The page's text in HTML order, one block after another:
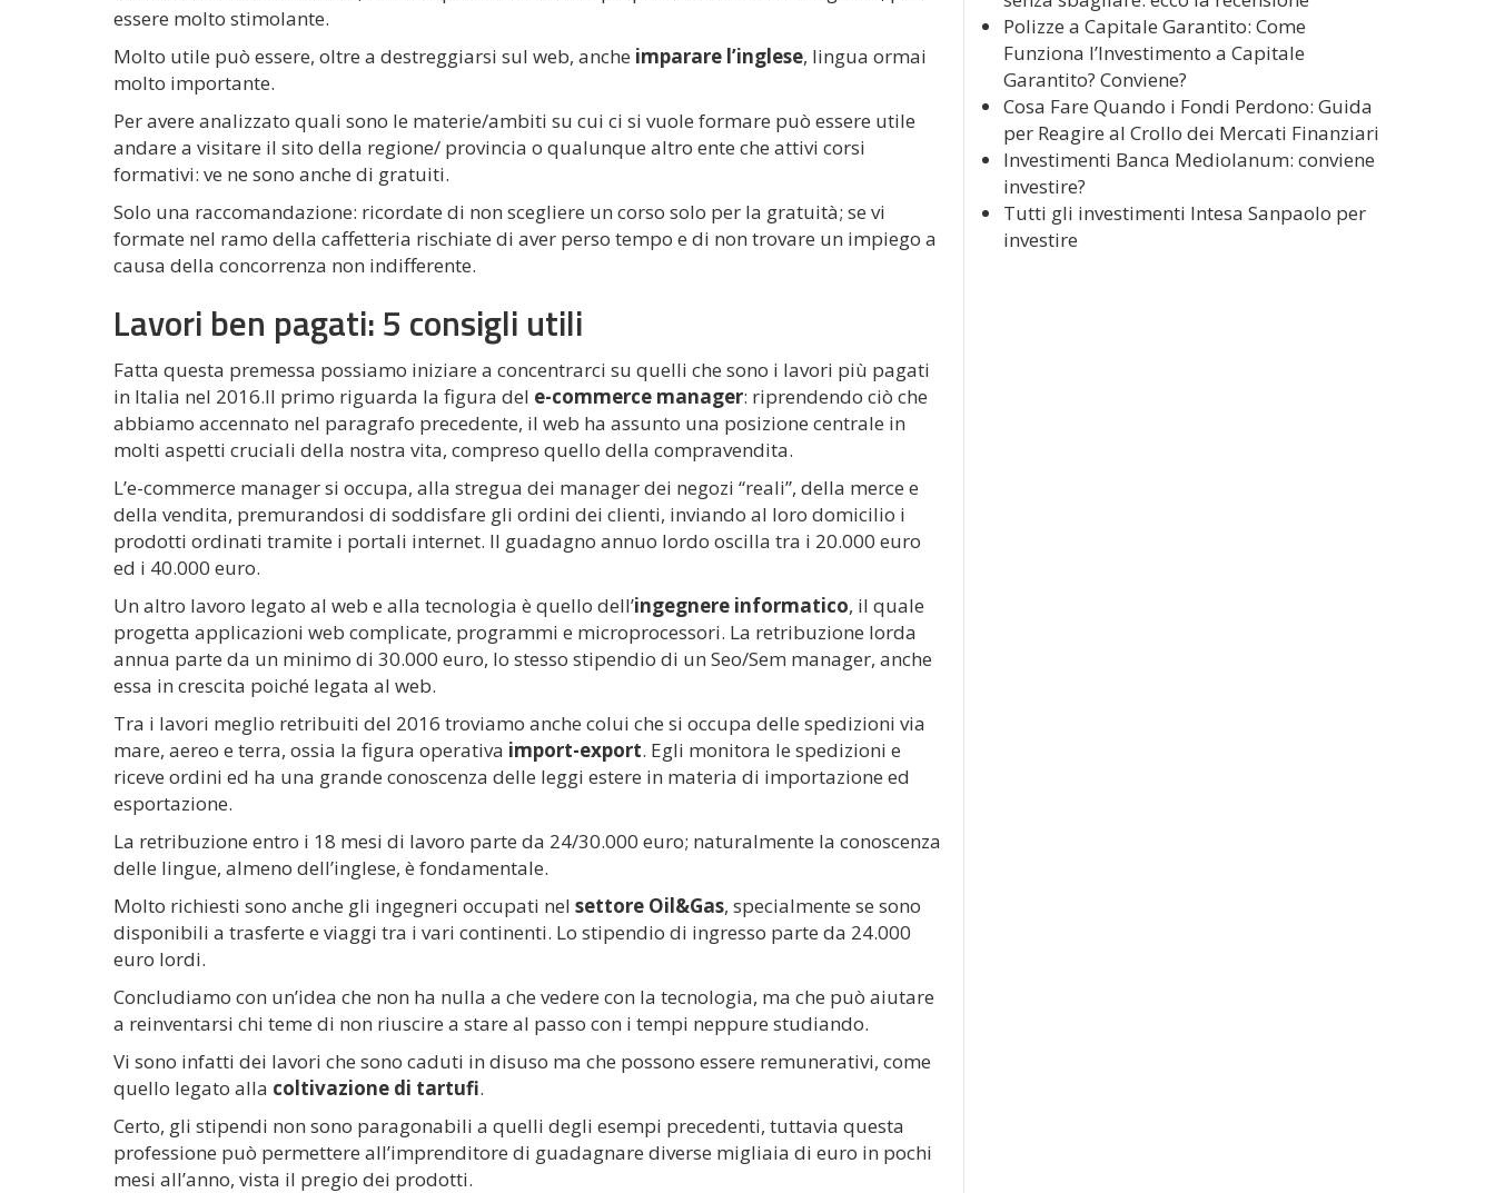
essere molto stimolante.
Molto utile può essere, oltre a destreggiarsi sul web, anche imparare l’inglese, lingua ormai
molto importante.
Per avere analizzato quali sono le materie/ambiti su cui ci si vuole formare può essere utile
andare a visitare il sito della regione/ provincia o qualunque altro ente che attivi corsi
formativi: ve ne sono anche di gratuiti.
Solo una raccomandazione: ricordate di non scegliere un corso solo per la gratuità; se vi
formate nel ramo della caffetteria rischiate di aver perso tempo e di non trovare un impiego a
causa della concorrenza non indifferente.
Lavori ben pagati: 5 consigli utili
Fatta questa premessa possiamo iniziare a concentrarci su quelli che sono i lavori più pagati
in Italia nel 2016.Il primo riguarda la figura del e-commerce manager: riprendendo ciò che
abbiamo accennato nel paragrafo precedente, il web ha assunto una posizione centrale in
molti aspetti cruciali della nostra vita, compreso quello della compravendita.
L’e-commerce manager si occupa, alla stregua dei manager dei negozi “reali”, della merce e
della vendita, premurandosi di soddisfare gli ordini dei clienti, inviando al loro domicilio i
prodotti ordinati tramite i portali internet. Il guadagno annuo lordo oscilla tra i 20.000 euro
ed i 40.000 euro.
Un altro lavoro legato al web e alla tecnologia è quello dell’ingegnere informatico, il quale
progetta applicazioni web complicate, programmi e microprocessori. La retribuzione lorda
annua parte da un minimo di 30.000 euro, lo stesso stipendio di un Seo/Sem manager, anche
essa in crescita poiché legata al web.
Tra i lavori meglio retribuiti del 2016 troviamo anche colui che si occupa delle spedizioni via
mare, aereo e terra, ossia la figura operativa import-export. Egli monitora le spedizioni e
riceve ordini ed ha una grande conoscenza delle leggi estere in materia di importazione ed
esportazione.
La retribuzione entro i 18 mesi di lavoro parte da 24/30.000 euro; naturalmente la conoscenza
delle lingue, almeno dell’inglese, è fondamentale.
Molto richiesti sono anche gli ingegneri occupati nel settore Oil&Gas, specialmente se sono
disponibili a trasferte e viaggi tra i vari continenti. Lo stipendio di ingresso parte da 24.000
euro lordi.
Concludiamo con un’idea che non ha nulla a che vedere con la tecnologia, ma che può aiutare
a reinventarsi chi teme di non riuscire a stare al passo con i tempi neppure studiando.
Vi sono infatti dei lavori che sono caduti in disuso ma che possono essere remunerativi, come
quello legato alla coltivazione di tartufi.
Certo, gli stipendi non sono paragonabili a quelli degli esempi precedenti, tuttavia questa
professione può permettere all’imprenditore di guadagnare diverse migliaia di euro in pochi
mesi all’anno, vista il pregio dei prodotti.
Polizze a Capitale Garantito: Come
Funziona l’Investimento a Capitale
Garantito? Conviene?
Cosa Fare Quando i Fondi Perdono: Guida
per Reagire al Crollo dei Mercati Finanziari
Investimenti Banca Mediolanum: conviene
investire?
Tutti gli investimenti Intesa Sanpaolo per
investire